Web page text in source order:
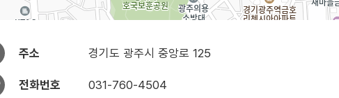
주소
경기도 광주시 중앙로 125
전화번호
031-760-4504